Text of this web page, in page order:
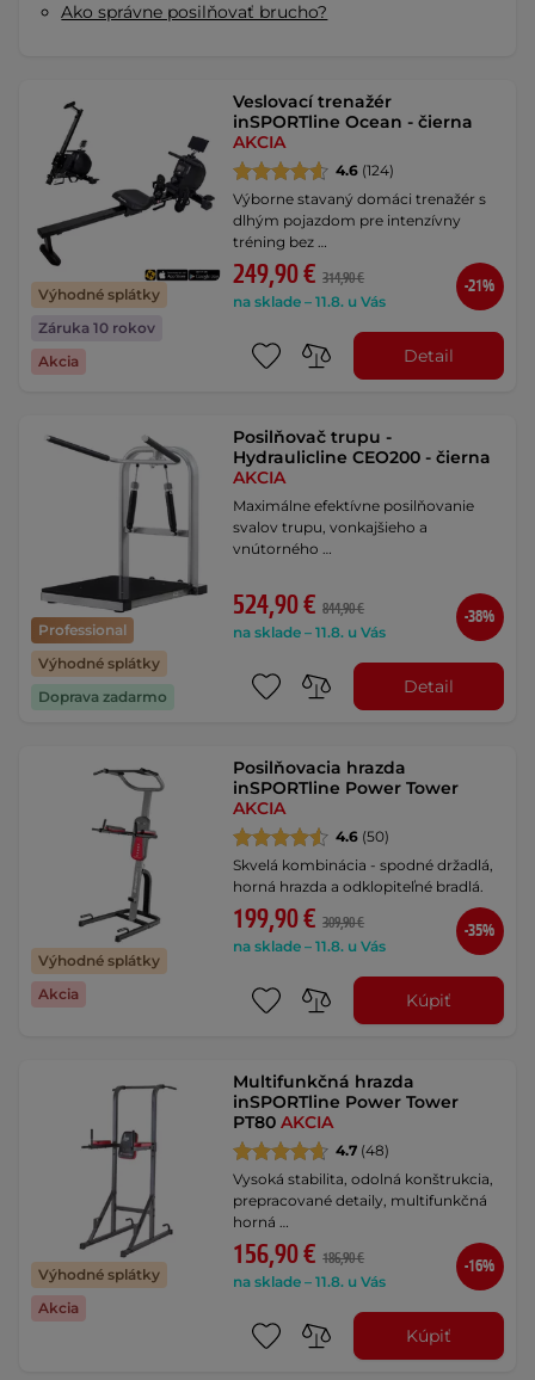
Ako správne posilňovať brucho?
Výhodné splátky
Záruka 10 rokov
Akcia
Veslovací trenažér
inSPORTline Ocean - čierna
AKCIA
4.6 (124)
Výborne stavaný domáci trenažér s
dlhým pojazdom pre intenzívny
tréning bez …
249,90 € 314,90 €
na sklade – 11.8. u Vás
-21%
Detail
Professional
Výhodné splátky
Doprava zadarmo
Posilňovač trupu -
Hydraulicline CEO200 - čierna
AKCIA
Maximálne efektívne posilňovanie
svalov trupu, vonkajšieho a
vnútorného …
524,90 € 844,90 €
na sklade – 11.8. u Vás
-38%
Detail
Výhodné splátky
Akcia
Posilňovacia hrazda
inSPORTline Power Tower
AKCIA
4.6 (50)
Skvelá kombinácia - spodné držadlá,
horná hrazda a odklopiteľné bradlá.
199,90 € 309,90 €
na sklade – 11.8. u Vás
-35%
Kúpiť
Výhodné splátky
Akcia
Multifunkčná hrazda
inSPORTline Power Tower
PT80AKCIA
4.7 (48)
Vysoká stabilita, odolná konštrukcia,
prepracované detaily, multifunkčná
horná …
156,90 € 186,90 €
na sklade – 11.8. u Vás
-16%
Kúpiť